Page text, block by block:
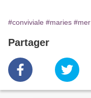
#conviviale #maries #mer
Partager